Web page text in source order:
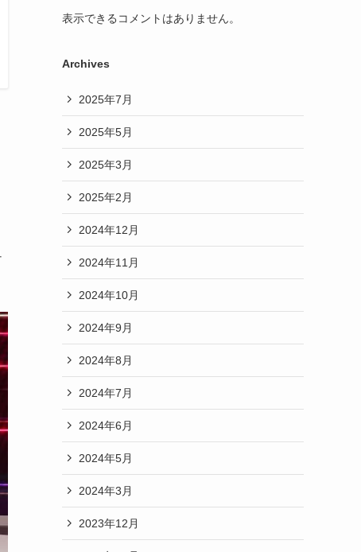
表示できるコメントはありません。
Archives
2025年7月
2025年5月
2025年3月
2025年2月
2024年12月
2024年11月
2024年10月
2024年9月
2024年8月
2024年7月
2024年6月
2024年5月
2024年3月
2023年12月